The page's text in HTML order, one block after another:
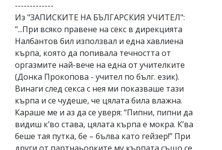
-------------
Из "ЗАПИСКИТЕ НА БЪЛГАРСКИЯ УЧИТЕЛ":
"...При всяко правене на секс в дирекцията
Налбантов бил използвал и една хавлиена
кърпа, която да попивала течността от
оргазмите най-вече на една от учителките
(Донка Прокопова - учител по бълг. език).
Винаги след секса с нея ми показваше тази
кърпа и се чудеше, че цялата била влажна.
Караше ме и аз да се уверя: “Пипни, пипни да
видиш к’во става, цялата кърпа е мокра. К’ва
беше тая путка, бе – бълва като гейзер!” При